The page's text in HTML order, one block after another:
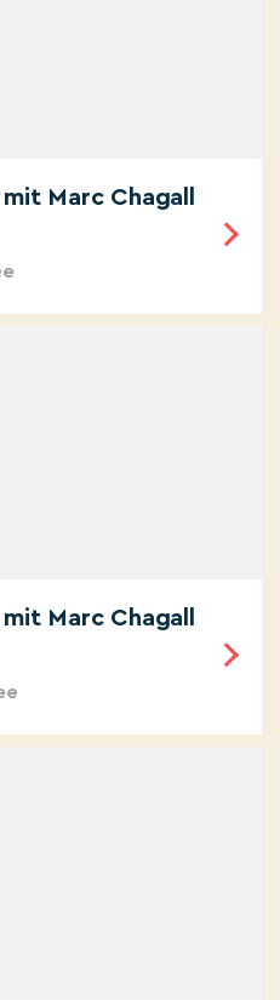
Marc Chagall
Marc Chagall